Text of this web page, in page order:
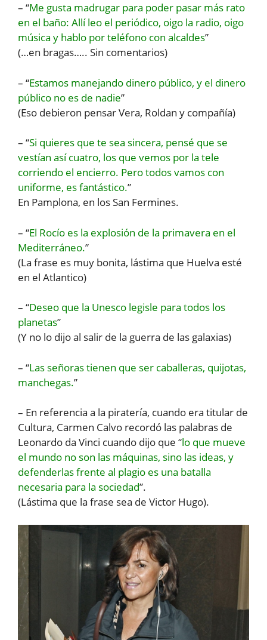
– “Me gusta madrugar para poder pasar más rato
en el baño: Allí leo el periódico, oigo la radio, oigo
música y hablo por teléfono con alcaldes”
(…en bragas….. Sin comentarios)
– “Estamos manejando dinero público, y el dinero
público no es de nadie”
(Eso debieron pensar Vera, Roldan y compañía)
– “Si quieres que te sea sincera, pensé que se
vestían así cuatro, los que vemos por la tele
corriendo el encierro. Pero todos vamos con
uniforme, es fantástico.”
En Pamplona, en los San Fermines.
– “El Rocío es la explosión de la primavera en el
Mediterráneo.”
(La frase es muy bonita, lástima que Huelva esté
en el Atlantico)
– “Deseo que la Unesco legisle para todos los
planetas”
(Y no lo dijo al salir de la guerra de las galaxias)
– “Las señoras tienen que ser caballeras, quijotas,
manchegas.”
– En referencia a la piratería, cuando era titular de
Cultura, Carmen Calvo recordó las palabras de
Leonardo da Vinci cuando dijo que “lo que mueve
el mundo no son las máquinas, sino las ideas, y
defenderlas frente al plagio es una batalla
necesaria para la sociedad”.
(Lástima que la frase sea de Victor Hugo).